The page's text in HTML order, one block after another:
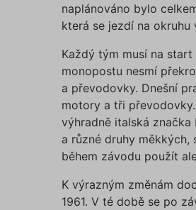
naplánováno bylo
která se jezdí na okruhu
Každý tým musí na
monopostu nesmí
a převodovky. Dnešní
motory a tři
výhradně italská
a různé druhy
během závodu použít
K výrazným změnám
1961. V té době se po